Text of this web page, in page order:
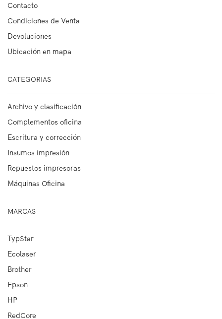
Contacto
Condiciones de Venta
Devoluciones
Ubicación en mapa
CATEGORIAS
Archivo y clasificación
Complementos oficina
Escritura y corrección
Insumos impresión
Repuestos impresoras
Máquinas Oficina
MARCAS
TypStar
Ecolaser
Brother
Epson
HP
RedCore